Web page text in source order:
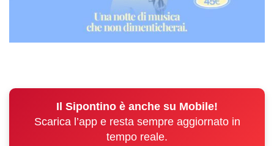
Il Sipontino è anche su Mobile!
Scarica l’app e resta sempre aggiornato in
tempo reale.